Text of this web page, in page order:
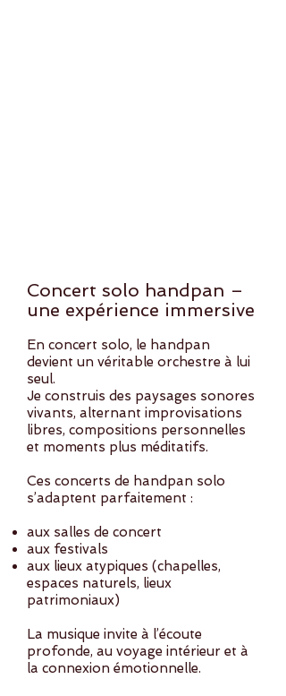
Concert solo handpan –
une expérience immersive
En concert solo, le handpan
devient un véritable orchestre à lui
seul.
Je construis des paysages sonores
vivants, alternant improvisations
libres, compositions personnelles
et moments plus méditatifs.
Ces concerts de handpan solo
s’adaptent parfaitement :
aux salles de concert
aux festivals
aux lieux atypiques (chapelles,
espaces naturels, lieux
patrimoniaux)
La musique invite à l’écoute
profonde, au voyage intérieur et à
la connexion émotionnelle.